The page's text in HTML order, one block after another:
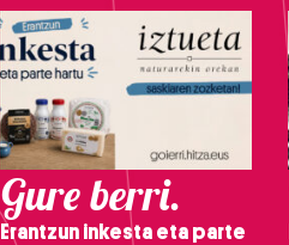
Gure berri.
Erantzun inkesta eta parte